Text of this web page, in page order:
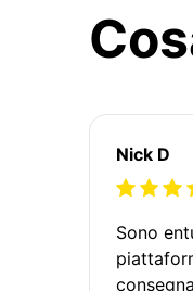
Nick D
Sono